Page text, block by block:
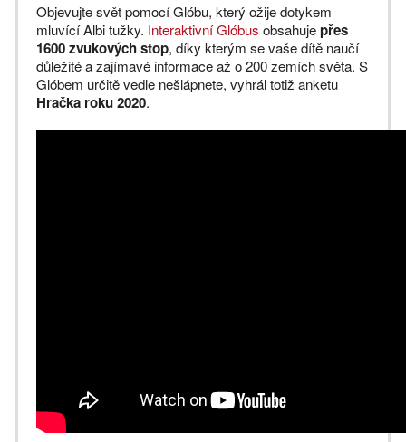
Objevujte svět pomocí Glóbu, který ožije dotykem
mluvící Albi tužky. Interaktivní Glóbus obsahujepřes
1600 zvukových stop, díky kterým se vaše dítě naučí
důležité a zajímavé informace až o 200 zemích světa. S
Glóbem určitě vedle nešlápnete, vyhrál totiž anketu
Hračka roku 2020.